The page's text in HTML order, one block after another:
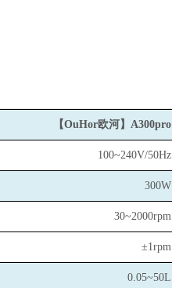
【OuHor欧河】A300pro
100~240V/50Hz
300W
30~2000rpm
±1rpm
0.05~50L